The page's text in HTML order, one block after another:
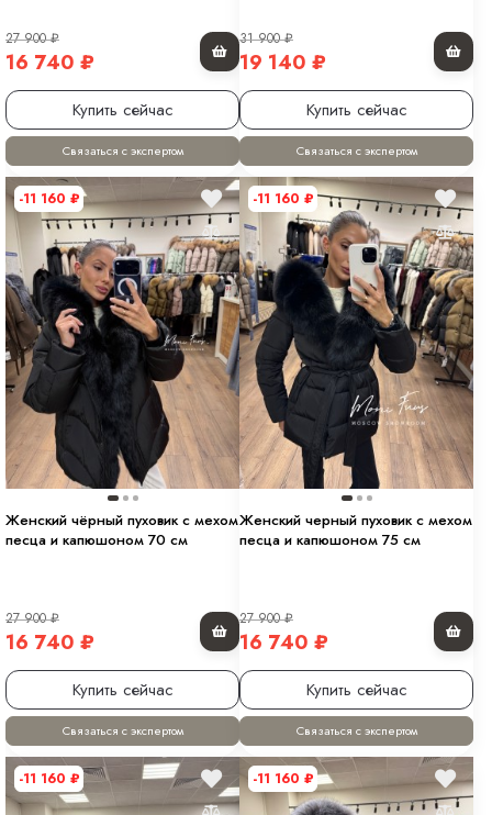
27 900₽
16 740 ₽
Купить сейчас
Связаться с экспертом
31 900₽
19 140 ₽
Купить сейчас
Связаться с экспертом
-11 160 ₽
Женский чёрный пуховик с мехом
песца и капюшоном 70 см
27 900₽
16 740 ₽
Купить сейчас
Связаться с экспертом
-11 160 ₽
Женский черный пуховик с мехом
песца и капюшоном 75 см
27 900₽
16 740 ₽
Купить сейчас
Связаться с экспертом
-11 160 ₽ -11 160 ₽